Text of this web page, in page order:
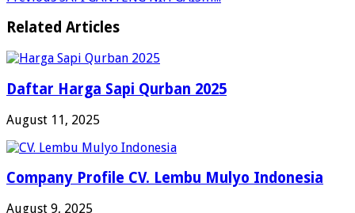
Related Articles
Daftar Harga Sapi Qurban 2025
August 11, 2025
Company Profile CV. Lembu Mulyo Indonesia
August 9, 2025